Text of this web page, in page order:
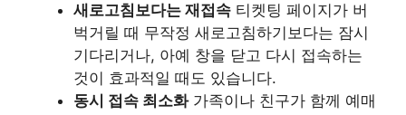
새로고침보다는 재접속 티켓팅 페이지가 버
벅거릴 때 무작정 새로고침하기보다는 잠시
기다리거나, 아예 창을 닫고 다시 접속하는
것이 효과적일 때도 있습니다.
동시 접속 최소화가족이나 친구가 함께 예매